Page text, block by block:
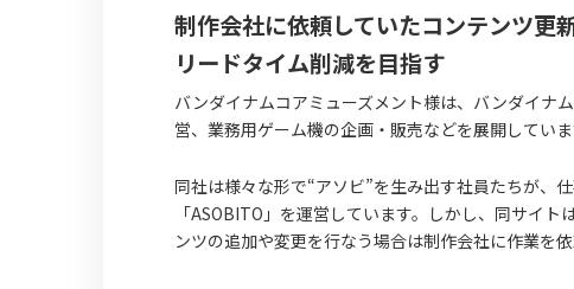
制作会社に依頼していたコンテンツ更
リードタイム削減を目指す
バンダイナムコアミューズメント様は、バンダイナ
営、業務用ゲーム機の企画・販売などを展開していま
同社は様々な形で“アソビ”を生み出す社員たちが、
「ASOBITO」を運営しています。しかし、同サイ
ンツの追加や変更を行なう場合は制作会社に作業を